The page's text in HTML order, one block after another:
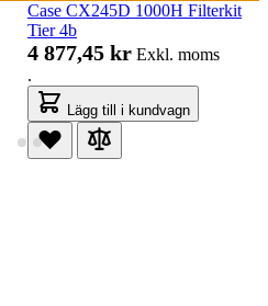
Case CX245D 1000H Filterkit
Tier 4b
4 877,45 kr Exkl. moms
.
Lägg till i kundvagn